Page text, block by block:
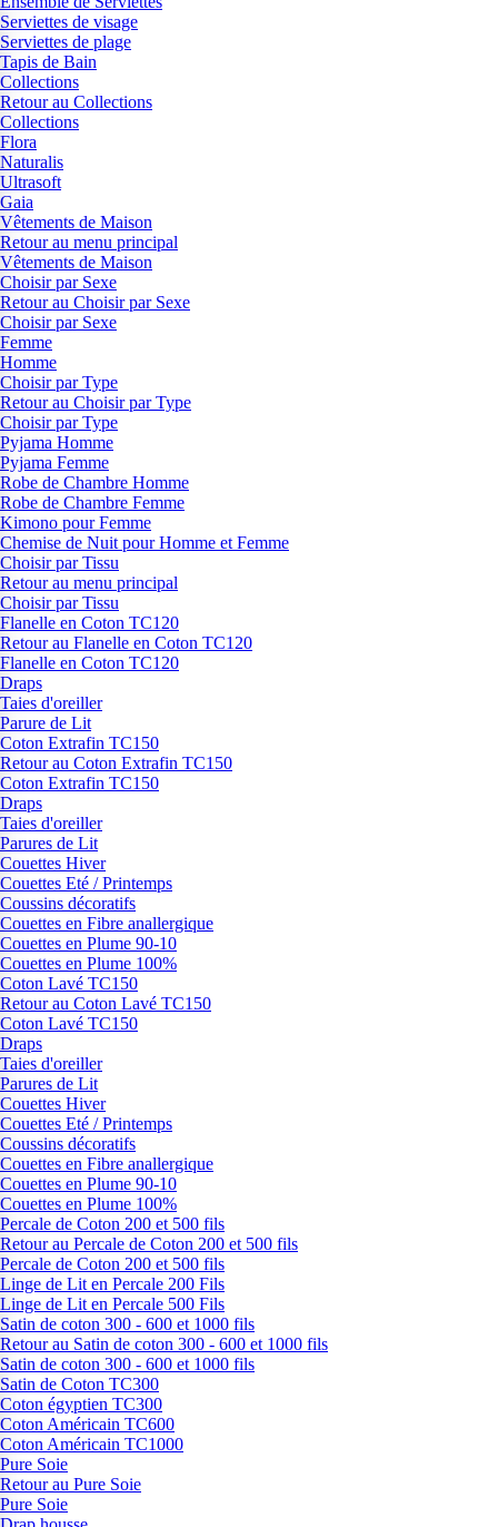
Serviettes de visage
Serviettes de plage
Tapis de Bain
Collections
Retour au Collections
Collections
Flora
Naturalis
Ultrasoft
Gaia
Vêtements de Maison
Retour au menu principal
Vêtements de Maison
Choisir par Sexe
Retour au Choisir par Sexe
Choisir par Sexe
Femme
Homme
Choisir par Type
Retour au Choisir par Type
Choisir par Type
Pyjama Homme
Pyjama Femme
Robe de Chambre Homme
Robe de Chambre Femme
Kimono pour Femme
Chemise de Nuit pour Homme et Femme
Choisir par Tissu
Retour au menu principal
Choisir par Tissu
Flanelle en Coton TC120
Retour au Flanelle en Coton TC120
Flanelle en Coton TC120
Draps
Taies d'oreiller
Parure de Lit
Coton Extrafin TC150
Retour au Coton Extrafin TC150
Coton Extrafin TC150
Draps
Taies d'oreiller
Parures de Lit
Couettes Hiver
Couettes Eté / Printemps
Coussins décoratifs
Couettes en Fibre anallergique
Couettes en Plume 90-10
Couettes en Plume 100%
Coton Lavé TC150
Retour au Coton Lavé TC150
Coton Lavé TC150
Draps
Taies d'oreiller
Parures de Lit
Couettes Hiver
Couettes Eté / Printemps
Coussins décoratifs
Couettes en Fibre anallergique
Couettes en Plume 90-10
Couettes en Plume 100%
Percale de Coton 200 et 500 fils
Retour au Percale de Coton 200 et 500 fils
Percale de Coton 200 et 500 fils
Linge de Lit en Percale 200 Fils
Linge de Lit en Percale 500 Fils
Satin de coton 300 - 600 et 1000 fils
Retour au Satin de coton 300 - 600 et 1000 fils
Satin de coton 300 - 600 et 1000 fils
Satin de Coton TC300
Coton égyptien TC300
Coton Américain TC600
Coton Américain TC1000
Pure Soie
Retour au Pure Soie
Pure Soie